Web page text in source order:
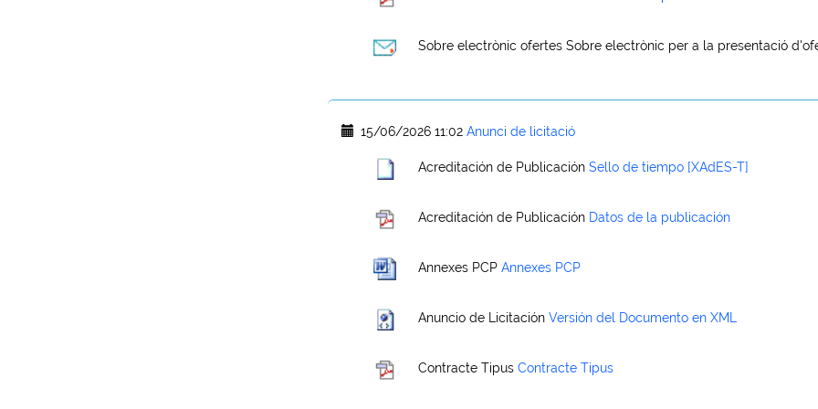
Sobre electrònic ofertes Sobre electrònic per a la presentació
15/06/2026 11:02 Anunci de licitació
Acreditación de Publicación Sello de tiempo [XAdES-T]
Acreditación de Publicación Datos de la publicación
Annexes PCP Annexes PCP
Anuncio de Licitación Versión del Documento en XML
Contracte Tipus Contracte Tipus